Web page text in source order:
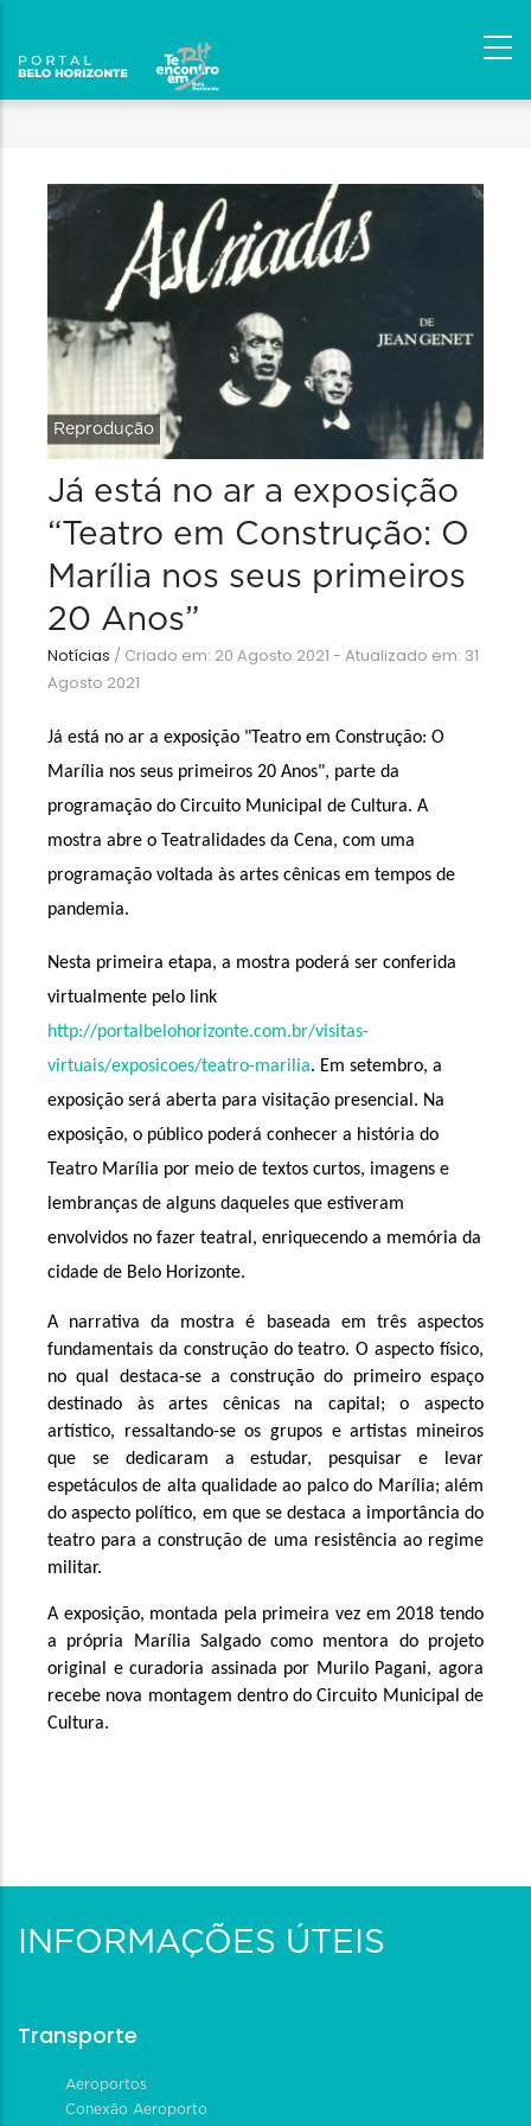
Reprodução
Já está no ar a exposição
“Teatro em Construção: O
Marília nos seus primeiros
20 Anos”
Notícias / Criado em: 20 Agosto 2021 - Atualizado em: 31
Agosto 2021
Já está no ar a exposição "Teatro em Construção: O
Marília nos seus primeiros 20 Anos", parte da
programação do Circuito Municipal de Cultura. A
mostra abre o Teatralidades da Cena, com uma
programação voltada às artes cênicas em tempos de
pandemia.
Nesta primeira etapa, a mostra poderá ser conferida
http://portalbelohorizonte.com.br/visitas-
virtuais/exposicoes/teatro-marilia. Em setembro, a
exposição será aberta para visitação presencial. Na
exposição, o público poderá conhecer a história do
Teatro Marília por meio de textos curtos, imagens e
lembranças de alguns daqueles que estiveram
envolvidos no fazer teatral, enriquecendo a memória da
cidade de Belo Horizonte.
A narrativa da mostra é baseada em três aspectos
fundamentais da construção do teatro. O aspecto físico,
no qual destaca-se a construção do primeiro espaço
destinado às artes cênicas na capital; o aspecto
artístico, ressaltando-se os grupos e artistas mineiros
que se dedicaram a estudar, pesquisar e levar
espetáculos de alta qualidade ao palco do Marília; além
do aspecto político, em que se destaca a importância do
teatro para a construção de uma resistência ao regime
militar.
A exposição, montada pela primeira vez em 2018 tendo
a própria Marília Salgado como mentora do projeto
original e curadoria assinada por Murilo Pagani, agora
recebe nova montagem dentro do Circuito Municipal de
Cultura.
INFORMAÇÕES ÚTEIS
Transporte
Aeroportos
Conexão Aeroporto